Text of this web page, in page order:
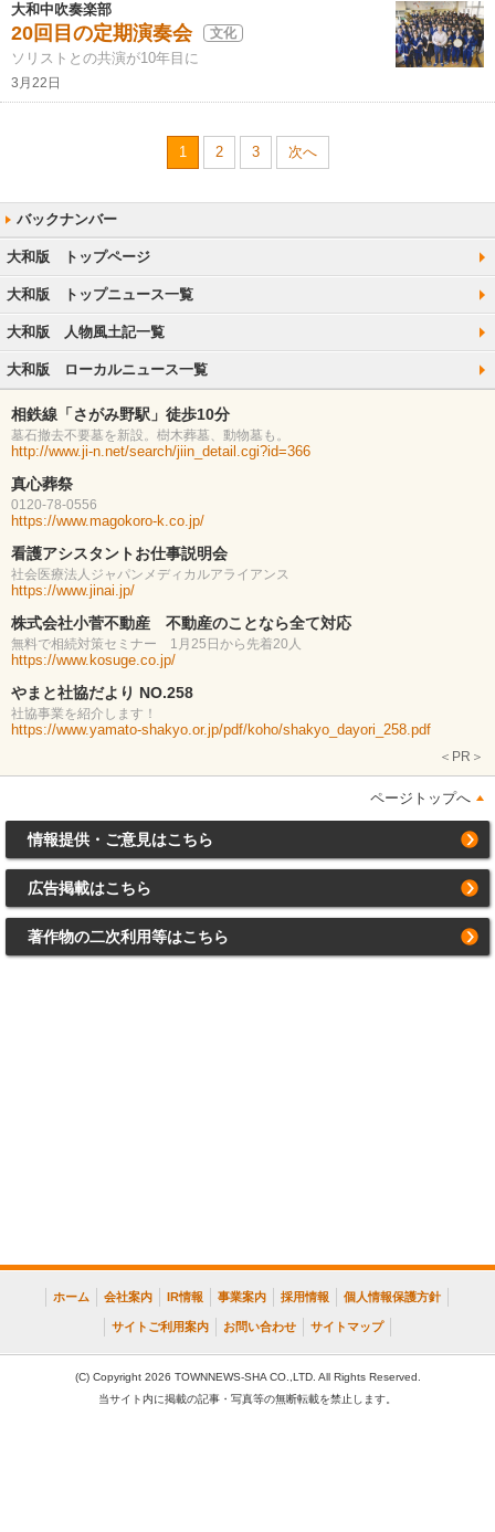
大和中吹奏楽部
20回目の定期演奏会 文化
ソリストとの共演が10年目に
3月22日
1 2 3 次へ
大和版 トップページ
大和版 トップニュース一覧
大和版 人物風土記一覧
大和版 ローカルニュース一覧
相鉄線「さがみ野駅」徒歩10分
墓石撤去不要墓を新設。樹木葬墓、動物墓も。
http://www.ji-n.net/search/jiin_detail.cgi?id=366
真心葬祭
0120-78-0556
https://www.magokoro-k.co.jp/
看護アシスタントお仕事説明会
社会医療法人ジャパンメディカルアライアンス
https://www.jinai.jp/
株式会社小菅不動産 不動産のことなら全て対応
無料で相続対策セミナー 1月25日から先着20人
https://www.kosuge.co.jp/
やまと社協だより NO.258
社協事業を紹介します！
https://www.yamato-shakyo.or.jp/pdf/koho/shakyo_dayori_258.pdf
＜PR＞
ページトップへ
情報提供・ご意見はこちら
広告掲載はこちら
著作物の二次利用等はこちら
ホーム 会社案内 IR情報 事業案内 採用情報 個人情報保護方針
サイトご利用案内 お問い合わせ サイトマップ
(C) Copyright 2026 TOWNNEWS-SHA CO.,LTD. All Rights Reserved.
当サイト内に掲載の記事・写真等の無断転載を禁止します。